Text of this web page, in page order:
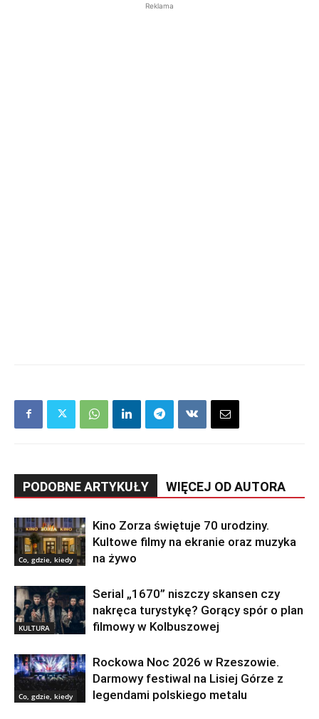
Reklama
PODOBNE ARTYKUŁY WIĘCEJ OD AUTORA
Co, gdzie, kiedy
Kino Zorza świętuje 70 urodziny.
Kultowe filmy na ekranie oraz muzyka
na żywo
KULTURA
Serial „1670” niszczy skansen czy
nakręca turystykę? Gorący spór o plan
filmowy w Kolbuszowej
Co, gdzie, kiedy
Rockowa Noc 2026 w Rzeszowie.
Darmowy festiwal na Lisiej Górze z
legendami polskiego metalu